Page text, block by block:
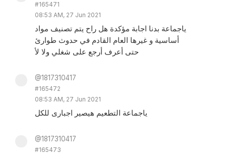
#165471
08:53 AM, 27 Jun 2021
ياجماعة بدنا اجابة مؤكدة هل راح يتم تصنيف مواد
أساسية و غيرها العام القادم في حدوث طوارئ
حتى أعرف أرجع على شغلي ولا لأ
@1817310417
#165472
08:53 AM, 27 Jun 2021
ياجماعة التطعيم هيصير اجبارى للكل
@1817310417
#165473